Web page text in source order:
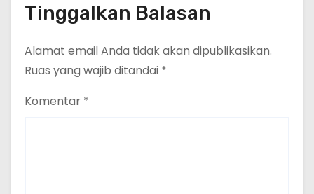
Tinggalkan Balasan
Alamat email Anda tidak akan dipublikasikan.
Ruas yang wajib ditandai *
Komentar *